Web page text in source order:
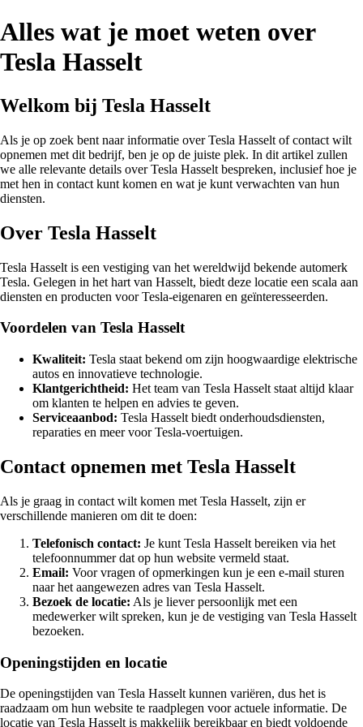
Alles wat je moet weten over
Tesla Hasselt
Welkom bij Tesla Hasselt
Als je op zoek bent naar informatie over Tesla Hasselt of contact wilt
opnemen met dit bedrijf, ben je op de juiste plek. In dit artikel zullen
we alle relevante details over Tesla Hasselt bespreken, inclusief hoe je
met hen in contact kunt komen en wat je kunt verwachten van hun
diensten.
Over Tesla Hasselt
Tesla Hasselt is een vestiging van het wereldwijd bekende automerk
Tesla. Gelegen in het hart van Hasselt, biedt deze locatie een scala aan
diensten en producten voor Tesla-eigenaren en geïnteresseerden.
Voordelen van Tesla Hasselt
Kwaliteit: Tesla staat bekend om zijn hoogwaardige elektrische
autos en innovatieve technologie.
Klantgerichtheid: Het team van Tesla Hasselt staat altijd klaar
om klanten te helpen en advies te geven.
Serviceaanbod: Tesla Hasselt biedt onderhoudsdiensten,
reparaties en meer voor Tesla-voertuigen.
Contact opnemen met Tesla Hasselt
Als je graag in contact wilt komen met Tesla Hasselt, zijn er
verschillende manieren om dit te doen:
Telefonisch contact: Je kunt Tesla Hasselt bereiken via het
telefoonnummer dat op hun website vermeld staat.
Email: Voor vragen of opmerkingen kun je een e-mail sturen
naar het aangewezen adres van Tesla Hasselt.
Bezoek de locatie: Als je liever persoonlijk met een
medewerker wilt spreken, kun je de vestiging van Tesla Hasselt
bezoeken.
Openingstijden en locatie
De openingstijden van Tesla Hasselt kunnen variëren, dus het is
raadzaam om hun website te raadplegen voor actuele informatie. De
locatie van Tesla Hasselt is makkelijk bereikbaar en biedt voldoende